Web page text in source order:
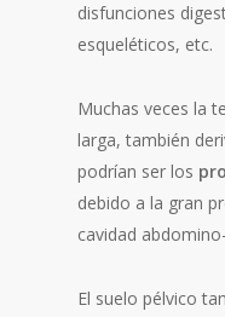
disfunciones
esqueléticos, etc.
Muchas veces la
larga, también
podrían ser los
debido a la gran
cavidad
El suelo pélvico